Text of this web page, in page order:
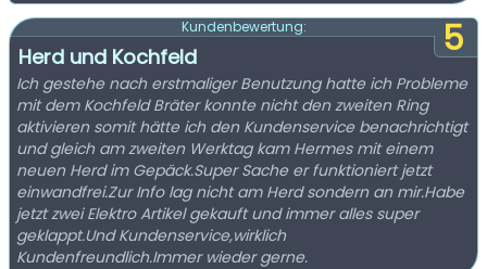
5
Kundenbewertung:
Herd und Kochfeld
Ich gestehe nach erstmaliger Benutzung hatte ich Probleme
mit dem Kochfeld Bräter konnte nicht den zweiten Ring
aktivieren somit hätte ich den Kundenservice benachrichtigt
und gleich am zweiten Werktag kam Hermes mit einem
neuen Herd im Gepäck.Super Sache er funktioniert jetzt
einwandfrei.Zur Info lag nicht am Herd sondern an mir.Habe
jetzt zwei Elektro Artikel gekauft und immer alles super
geklappt.Und Kundenservice,wirklich
Kundenfreundlich.Immer wieder gerne.